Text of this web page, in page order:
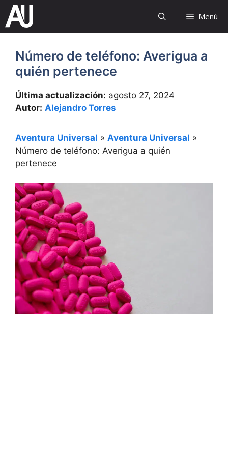
Saltar
contenido
Menú
Número de teléfono: Averigua a
quién pertenece
Última actualización: agosto 27, 2024
Autor: Alejandro Torres
Aventura Universal » Aventura Universal »
Número de teléfono: Averigua a quién
pertenece